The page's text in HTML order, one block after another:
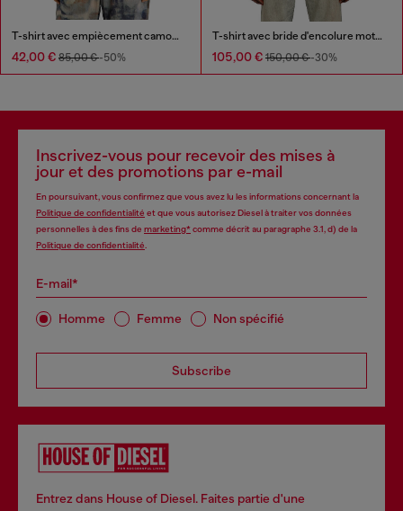
T-shirt avec empiècement camouflage
42,00 € 85,00 €-50%
T-shirt avec bride d'encolure motard
105,00 € 150,00 €-30%
Inscrivez-vous pour recevoir des mises à
jour et des promotions par e-mail
En poursuivant, vous confirmez que vous avez lu les informations concernant la
Politique de confidentialité et que vous autorisez Diesel à traiter vos données
personnelles à des fins de marketing*comme décrit au paragraphe 3.1, d) de la
Politique de confidentialité
E-mail*
Homme Femme Non spécifié
Subscribe
Entrez dans House of Diesel. Faites partie d'une